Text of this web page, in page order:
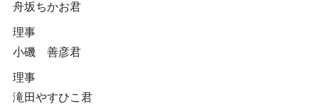
舟坂ちかお君
理事
小磯 善彦君
理事
滝田やすひこ君